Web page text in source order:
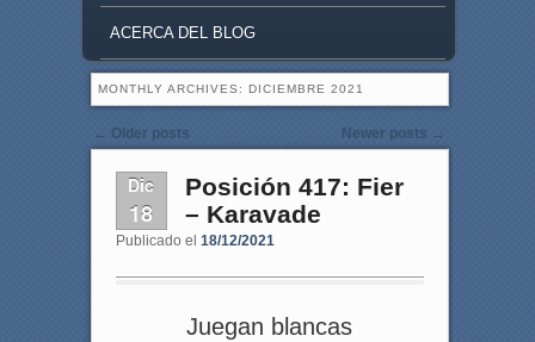
ACERCA DEL BLOG
MONTHLY ARCHIVES: DICIEMBRE 2021
Post navigation
← Older posts Newer posts →
Dic
18
Posición 417: Fier
– Karavade
Publicado el 18/12/2021
Juegan blancas